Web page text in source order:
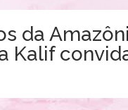
da
Kalif